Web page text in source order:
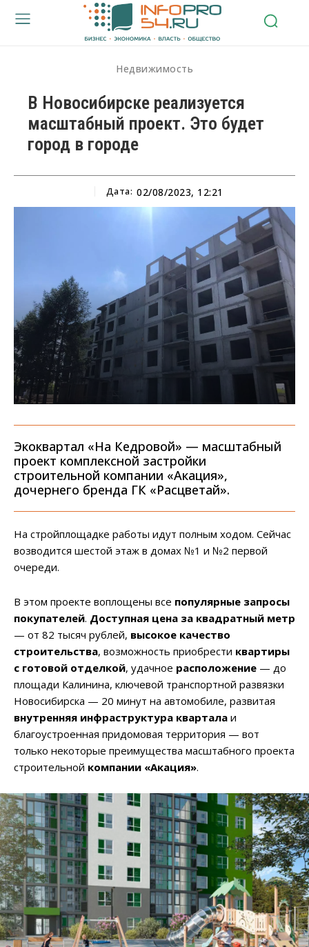
Недвижимость
В Новосибирске реализуется
масштабный проект. Это будет
город в городе
Дата: 02/08/2023, 12:21
Экоквартал «На Кедровой» — масштабный
проект комплексной застройки
строительной компании «Акация»,
дочернего бренда ГК «Расцветай».
На стройплощадке работы идут полным ходом. Сейчас
возводится шестой этаж в домах №1 и №2 первой
очереди.
В этом проекте воплощены все популярные запросы
покупателей. Доступная цена за квадратный метр
— от 82 тысяч рублей, высокое качество
строительства, возможность приобрести квартиры
с готовой отделкой, удачное расположение — до
площади Калинина, ключевой транспортной развязки
Новосибирска — 20 минут на автомобиле, развитая
внутренняя инфраструктура квартала и
благоустроенная придомовая территория — вот
только некоторые преимущества масштабного проекта
строительной компании «Акация».